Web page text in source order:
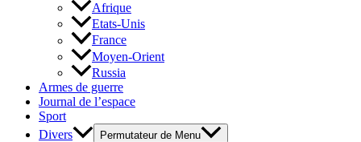
Afrique
Etats-Unis
France
Moyen-Orient
Russia
Armes de guerre
Journal de l’espace
Sport
Divers
Permutateur de Menu